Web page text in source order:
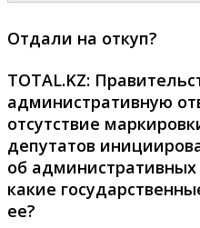
Отдали на откуп?
TOTAL.KZ:
административную
отсутствие
депутатов
об
какие
ее?